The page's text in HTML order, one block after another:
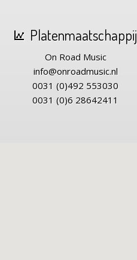
Platenmaatschappij
On Road Music
info@onroadmusic.nl
0031 (0)492 553030
0031 (0)6 28642411